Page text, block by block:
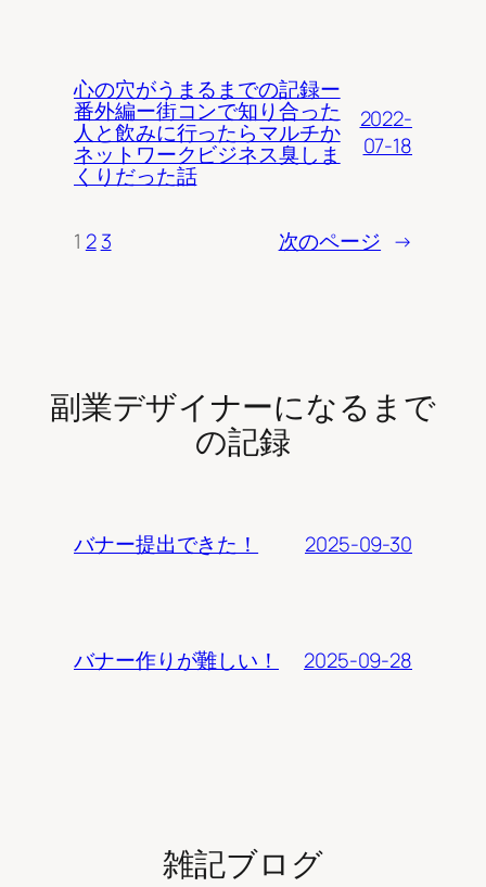
心の穴がうまるまでの記録ー
番外編ー街コンで知り合った
人と飲みに行ったらマルチか
ネットワークビジネス臭しま
くりだった話
2022-
07-18
1 2 3 次のページ →
副業デザイナーになるまで
の記録
バナー提出できた！ 2025-09-30
バナー作りが難しい！ 2025-09-28
雑記ブログ